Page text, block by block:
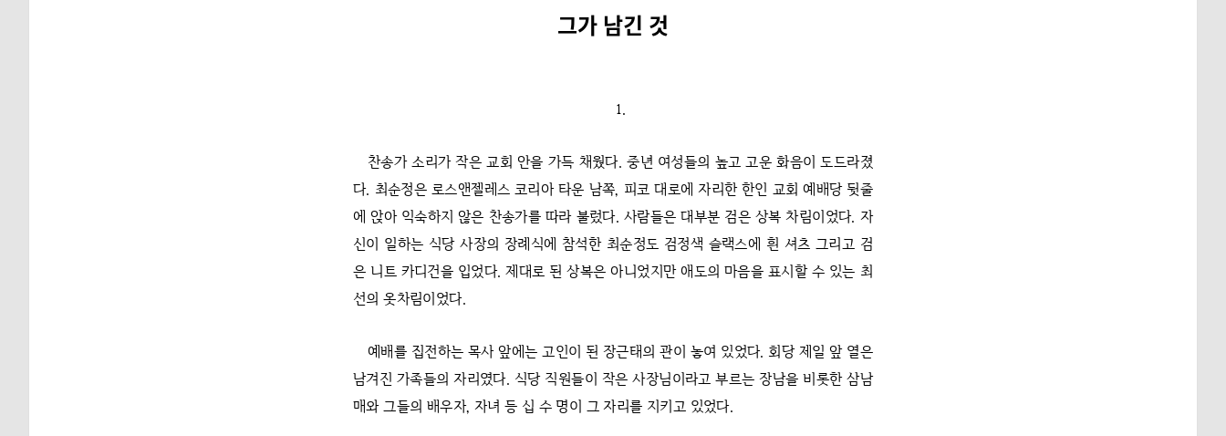
그가 남긴 것
1.
찬송가 소리가 작은 교회 안을 가득 채웠다. 중년 여성들의 높고 고운 화음이 도드라졌
다. 최순정은 로스앤젤레스 코리아 타운 남쪽, 피코 대로에 자리한 한인 교회 예배당 뒷줄
에 앉아 익숙하지 않은 찬송가를 따라 불렀다. 사람들은 대부분 검은 상복 차림이었다. 자
신이 일하는 식당 사장의 장례식에 참석한 최순정도 검정색 슬랙스에 흰 셔츠 그리고 검
은 니트 카디건을 입었다. 제대로 된 상복은 아니었지만 애도의 마음을 표시할 수 있는 최
선의 옷차림이었다.
예배를 집전하는 목사 앞에는 고인이 된 장근태의 관이 놓여 있었다. 회당 제일 앞 열은
남겨진 가족들의 자리였다. 식당 직원들이 작은 사장님이라고 부르는 장남을 비롯한 삼남
매와 그들의 배우자, 자녀 등 십 수 명이 그 자리를 지키고 있었다.